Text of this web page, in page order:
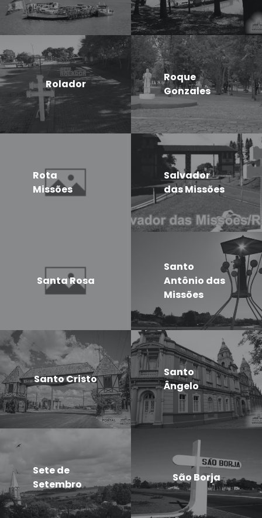
Rolador
Roque
Gonzales
Rota
Missões
Salvador
das Missões
Santa Rosa
Santo
Antônio das
Missões
Santo Cristo
Santo
Ângelo
Sete de
Setembro
São Borja